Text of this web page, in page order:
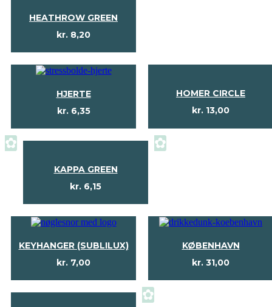
HEATHROW GREEN
kr. 8,20
HJERTE
kr.6,35
HOMER CIRCLE
kr. 13,00
✿
KAPPA GREEN
kr. 6,15
✿
KEYHANGER (SUBLILUX)
kr. 7,00
KØBENHAVN
kr. 31,00
✿